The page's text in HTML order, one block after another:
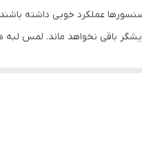
عملکرد خوبی داشته
باقی نخواهد ماند. لمس